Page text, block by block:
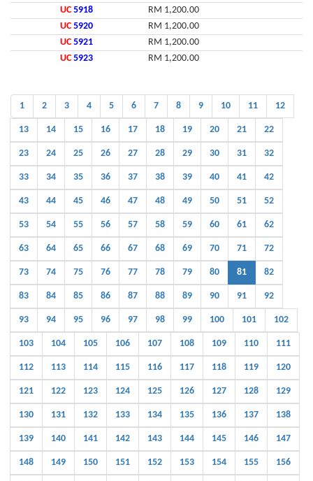
UC 5918
RM 1,200.00
UC 5920
RM 1,200.00
UC 5921
RM 1,200.00
UC 5923 RM 1,200.00
1 2 3 4 5 6 7 8 9 10 11 12
13 14 15 16 17 18 19 20 21 22
23 24 25 26 27 28 29 30 31 32
33 34 35 36 37 38 39 40 41 42
43 44 45 46 47 48 49 50 51 52
53 54 55 56 57 58 59 60 61 62
63 64 65 66 67 68 69 70 71 72
73 74 75 76 77 78 79 80 81 82
83 84 85 86 87 88 89 90 91 92
93 94 95 96 97 98 99 100 101 102
103 104 105 106 107 108 109 110 111
112 113 114 115 116 117 118 119 120
121 122 123 124 125 126 127 128 129
130 131 132 133 134 135 136 137 138
139 140 141 142 143 144 145 146 147
148 149 150 151 152 153 154 155 156